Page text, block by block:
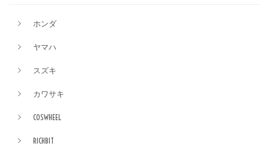
ホンダ
ヤマハ
スズキ
カワサキ
COSWHEEL
RICHBIT